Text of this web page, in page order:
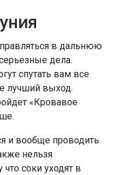
в дальнюю
дела.
спутать вам все
лучший выход.
«Кровавое
и вообще проводить
нельзя
соки уходят в